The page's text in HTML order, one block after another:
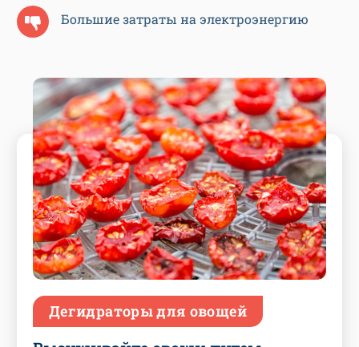
Большие затраты на электроэнергию
Дегидраторы для овощей